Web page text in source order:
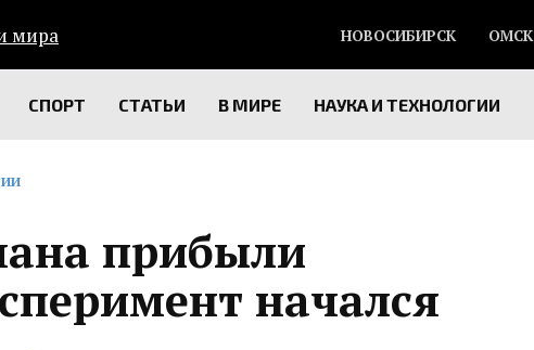
НОВОСИБИРСК ОМСК
СПОРТ СТАТЬИ В МИРЕ НАУКА И ТЕХНОЛОГИИ
прибыли
начался